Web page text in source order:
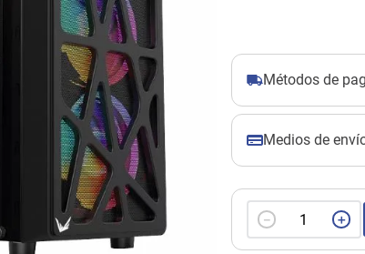
Métodos de
Medios de
＋
－